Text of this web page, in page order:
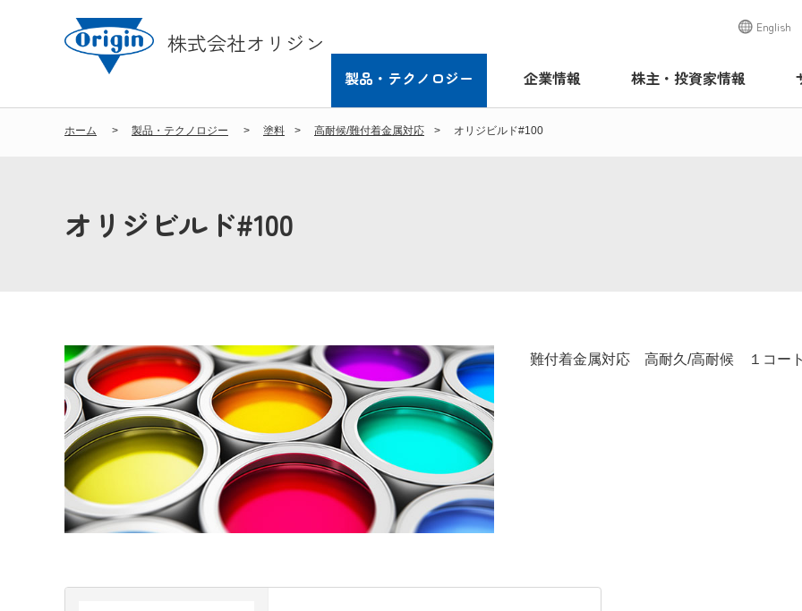
株式会社オリジン
English
製品・テクノロジー 企業情報 株主・投資家情報
ホーム 製品・テクノロジー 塗料 高耐候/難付着金属対応 オリジビルド#100
オリジビルド#100
難付着金属対応 高耐久/高耐候 １コー